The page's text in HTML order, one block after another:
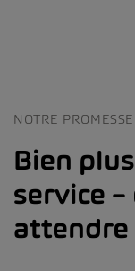
NOTRE
Bien
service
attendre